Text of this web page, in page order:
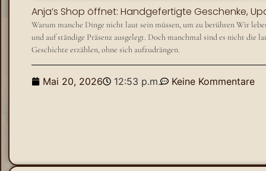
Anja’s Shop öffnet: Handgefertigte Geschenke,
Warum manche Dinge nicht laut sein müssen, um zu berühren Wir
und auf ständige Präsenz ausgelegt. Doch manchmal sind es nicht die
Geschichte erzählen, ohne sich aufzudrängen.
Mai 20, 2026 12:53 p.m. Keine Kommentare